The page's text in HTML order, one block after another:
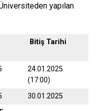
yapılan
Bitiş Tarihi
24.01.2025
(17:00)
30.01.2025